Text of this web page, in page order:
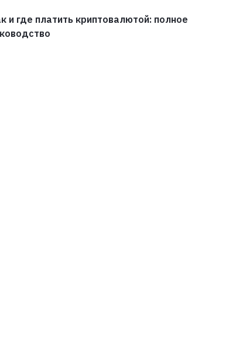
и где платить криптовалютой: полное